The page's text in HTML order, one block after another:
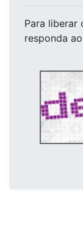
Para liberar
responda